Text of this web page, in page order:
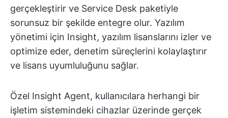
gerçekleştirir ve Service Desk paketiyle
sorunsuz bir şekilde entegre olur. Yazılım
yönetimi için Insight, yazılım lisanslarını izler ve
optimize eder, denetim süreçlerini kolaylaştırır
ve lisans uyumluluğunu sağlar.
Özel Insight Agent, kullanıcılara herhangi bir
işletim sistemindeki cihazlar üzerinde gerçek